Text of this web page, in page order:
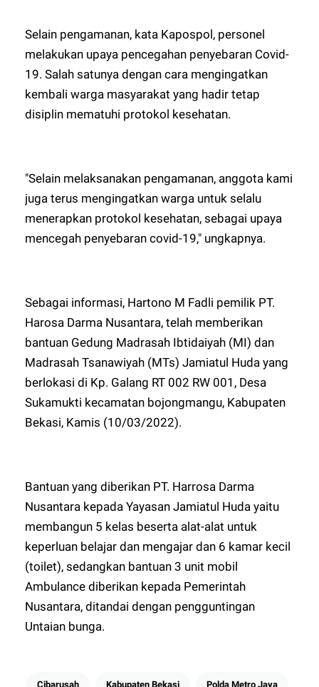
Selain pengamanan, kata Kapospol, personel
melakukan upaya pencegahan penyebaran Covid-
19. Salah satunya dengan cara mengingatkan
kembali warga masyarakat yang hadir tetap
disiplin mematuhi protokol kesehatan.
"Selain melaksanakan pengamanan, anggota kami
juga terus mengingatkan warga untuk selalu
menerapkan protokol kesehatan, sebagai upaya
mencegah penyebaran covid-19," ungkapnya.
Sebagai informasi, Hartono M Fadli pemilik PT.
Harosa Darma Nusantara, telah memberikan
bantuan Gedung Madrasah Ibtidaiyah (MI) dan
Madrasah Tsanawiyah (MTs) Jamiatul Huda yang
berlokasi di Kp. Galang RT 002 RW 001, Desa
Sukamukti kecamatan bojongmangu, Kabupaten
Bekasi, Kamis (10/03/2022).
Bantuan yang diberikan PT. Harrosa Darma
Nusantara kepada Yayasan Jamiatul Huda yaitu
membangun 5 kelas beserta alat-alat untuk
keperluan belajar dan mengajar dan 6 kamar kecil
(toilet), sedangkan bantuan 3 unit mobil
Ambulance diberikan kepada Pemerintah
Nusantara, ditandai dengan pengguntingan
Untaian bunga.
Cibarusah Kabupaten Bekasi Polda Metro Jaya